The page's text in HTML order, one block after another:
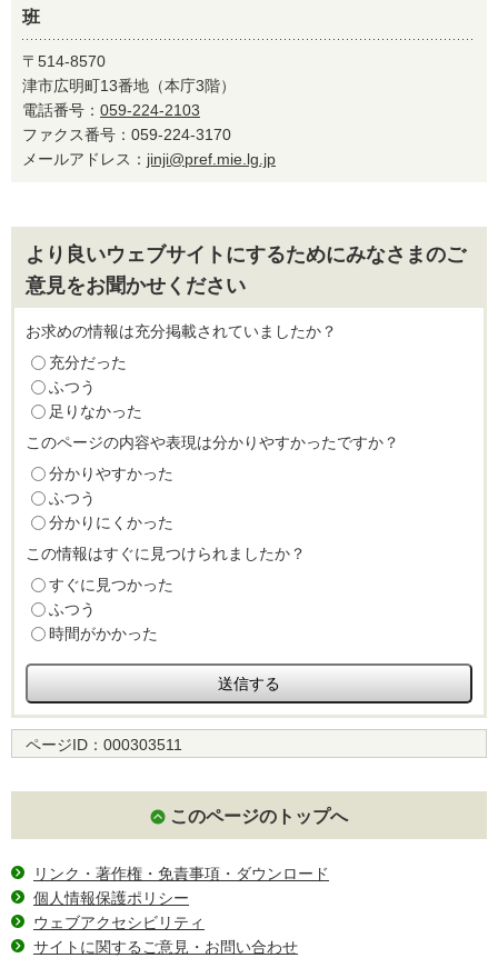
班
〒514-8570
津市広明町13番地（本庁3階）
電話番号： 059-224-2103
ファクス番号：059-224-3170
メールアドレス： jinji@pref.mie.lg.jp
より良いウェブサイトにするためにみなさまのご
意見をお聞かせください
お求めの情報は充分掲載されていましたか？
充分だった
ふつう
足りなかった
このページの内容や表現は分かりやすかったですか？
分かりやすかった
ふつう
分かりにくかった
この情報はすぐに見つけられましたか？
すぐに見つかった
ふつう
時間がかかった
ページID： 000303511
このページのトップへ
リンク・著作権・免責事項・ダウンロード
個人情報保護ポリシー
ウェブアクセシビリティ
サイトに関するご意見・お問い合わせ